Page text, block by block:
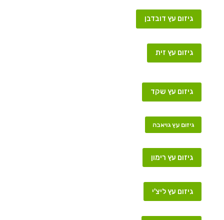
גיזום עץ דובדבן
גיזום עץ זית
גיזום עץ שקד
גיזום עץ גויאבה
גיזום עץ רימון
גיזום עץ ליצ'י